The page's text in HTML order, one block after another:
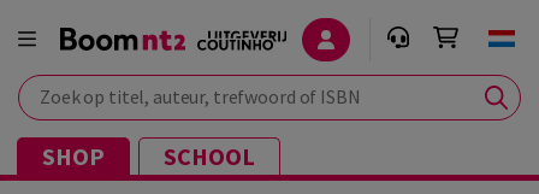
Zoek op titel, auteur, trefwoord of ISBN
SHOP SCHOOL